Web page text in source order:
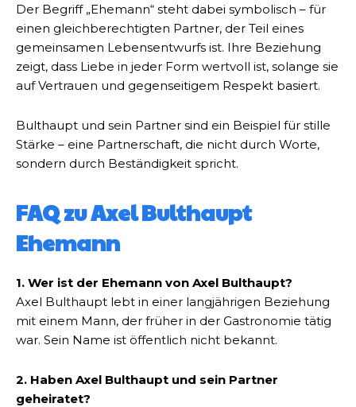
Der Begriff „Ehemann“ steht dabei symbolisch – für
einen gleichberechtigten Partner, der Teil eines
gemeinsamen Lebensentwurfs ist. Ihre Beziehung
zeigt, dass Liebe in jeder Form wertvoll ist, solange sie
auf Vertrauen und gegenseitigem Respekt basiert.
Bulthaupt und sein Partner sind ein Beispiel für stille
Stärke – eine Partnerschaft, die nicht durch Worte,
sondern durch Beständigkeit spricht.
FAQ zu Axel Bulthaupt
Ehemann
1. Wer ist der Ehemann von Axel Bulthaupt?
Axel Bulthaupt lebt in einer langjährigen Beziehung
mit einem Mann, der früher in der Gastronomie tätig
war. Sein Name ist öffentlich nicht bekannt.
2. Haben Axel Bulthaupt und sein Partner
geheiratet?